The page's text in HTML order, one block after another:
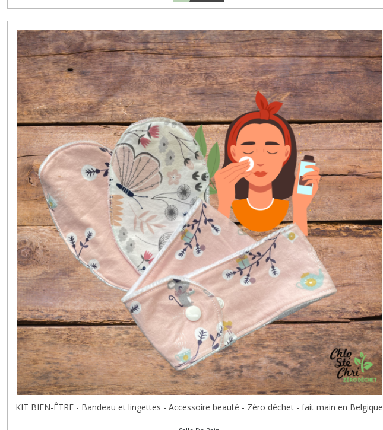
KIT BIEN-ÊTRE - Bandeau et lingettes - Accessoire beauté - Zéro déchet - fait main en Belgique